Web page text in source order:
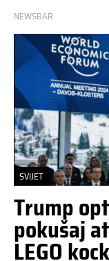
NEWSBAR
SVIJET
Trump
pokušaj
LEGO